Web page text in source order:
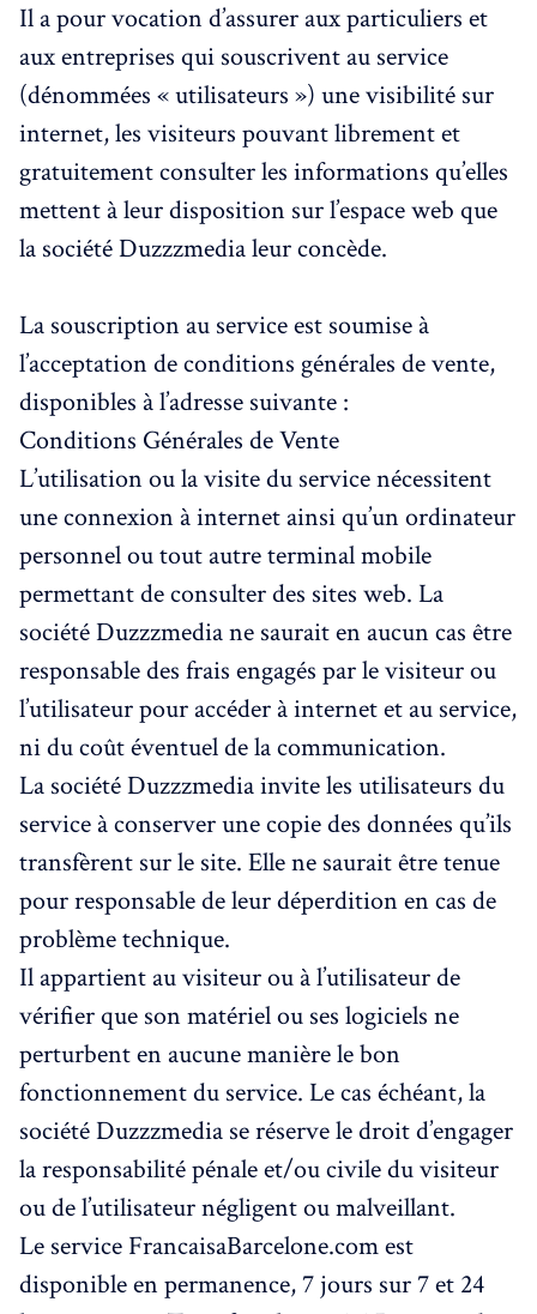
Il a pour vocation d’assurer aux particuliers et
aux entreprises qui souscrivent au service
(dénommées « utilisateurs ») une visibilité sur
internet, les visiteurs pouvant librement et
gratuitement consulter les informations qu’elles
mettent à leur disposition sur l’espace web que
la société Duzzzmedia leur concède.
La souscription au service est soumise à
l’acceptation de conditions générales de vente,
disponibles à l’adresse suivante :
Conditions Générales de Vente
L’utilisation ou la visite du service nécessitent
une connexion à internet ainsi qu’un ordinateur
personnel ou tout autre terminal mobile
permettant de consulter des sites web. La
société Duzzzmedia ne saurait en aucun cas être
responsable des frais engagés par le visiteur ou
l’utilisateur pour accéder à internet et au service,
ni du coût éventuel de la communication.
La société Duzzzmedia invite les utilisateurs du
service à conserver une copie des données qu’ils
transfèrent sur le site. Elle ne saurait être tenue
pour responsable de leur déperdition en cas de
problème technique.
Il appartient au visiteur ou à l’utilisateur de
vérifier que son matériel ou ses logiciels ne
perturbent en aucune manière le bon
fonctionnement du service. Le cas échéant, la
société Duzzzmedia se réserve le droit d’engager
la responsabilité pénale et/ou civile du visiteur
ou de l’utilisateur négligent ou malveillant.
Le service FrancaisaBarcelone.com est
disponible en permanence, 7 jours sur 7 et 24